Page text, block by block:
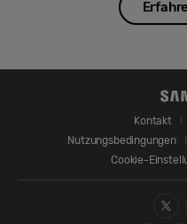
Kontakt
Nutzungsbedingungen
Cookie-